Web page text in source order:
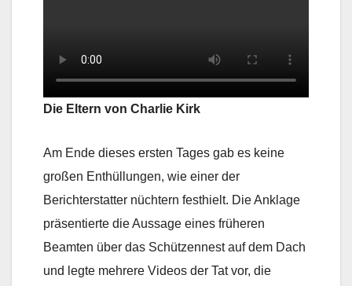
Die Eltern von Charlie Kirk
Am Ende dieses ersten Tages gab es keine
großen Enthüllungen, wie einer der
Berichterstatter nüchtern festhielt. Die Anklage
präsentierte die Aussage eines früheren
Beamten über das Schützennest auf dem Dach
und legte mehrere Videos der Tat vor, die